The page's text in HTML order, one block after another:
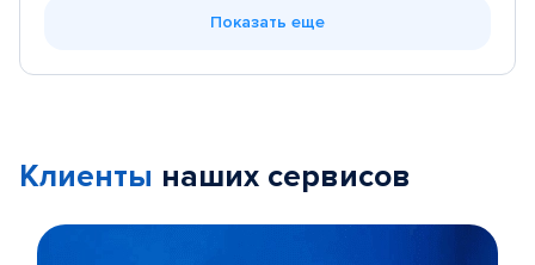
Показать еще
Клиенты наших сервисов